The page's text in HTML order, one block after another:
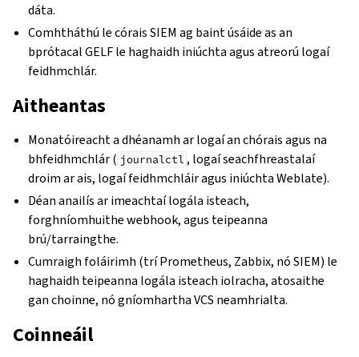
dáta.
Comhtháthú le córais SIEM ag baint úsáide as an
bprótacal GELF le haghaidh iniúchta agus atreorú logaí
feidhmchlár.
Aitheantas
Monatóireacht a dhéanamh ar logaí an chórais agus na
bhfeidhmchlár ( journalctl , logaí seachfhreastalaí
droim ar ais, logaí feidhmchláir agus iniúchta Weblate).
Déan anailís ar imeachtaí logála isteach,
forghníomhuithe webhook, agus teipeanna
brú/tarraingthe.
Cumraigh foláirimh (trí Prometheus, Zabbix, nó SIEM) le
haghaidh teipeanna logála isteach iolracha, atosaithe
gan choinne, nó gníomhartha VCS neamhrialta.
Coinneáil